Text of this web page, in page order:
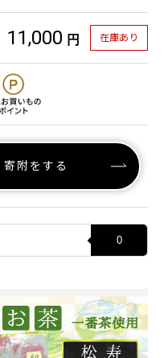
11,000 円 在庫あり
寄附をする
0